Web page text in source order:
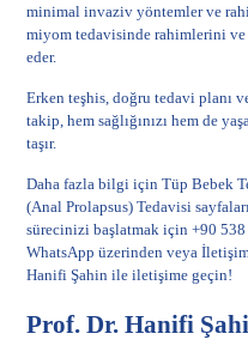
minimal invaziv yöntemler ve
miyom tedavisinde rahimlerini ve
eder.
Erken teşhis, doğru tedavi planı
takip, hem sağlığınızı hem de
taşır.
Daha fazla bilgi içinTüp Bebek
(Anal Prolapsus) Tedavisi
sürecinizi başlatmak için +90
WhatsApp üzerinden veya
Hanifi Şahin ile iletişime geçin!
Prof. Dr. Hanifi